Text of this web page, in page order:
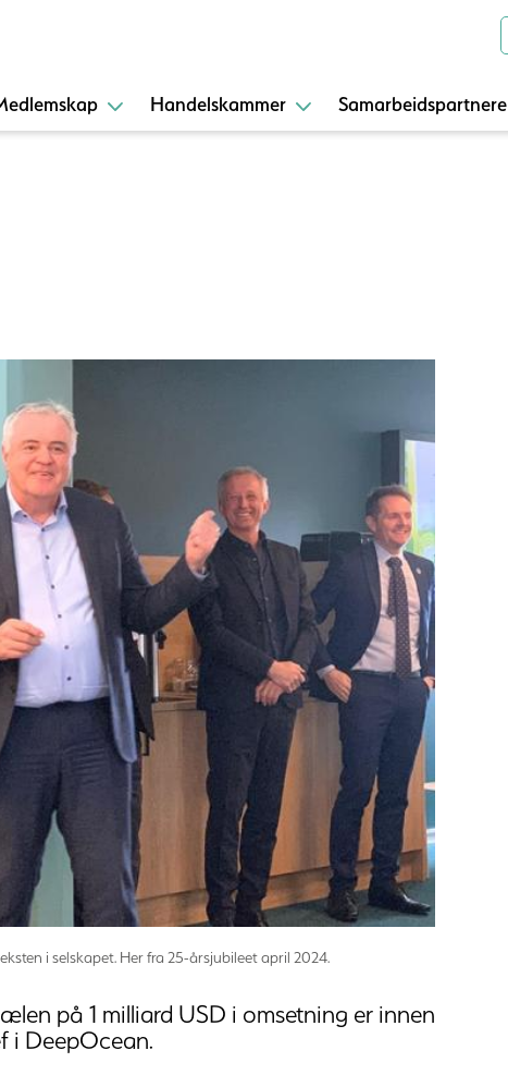
Handelskammer Samarbeidspartnere
i selskapet. Her fra 25-årsjubileet april 2024.
på 1 milliard USD i omsetning er innen
i DeepOcean.